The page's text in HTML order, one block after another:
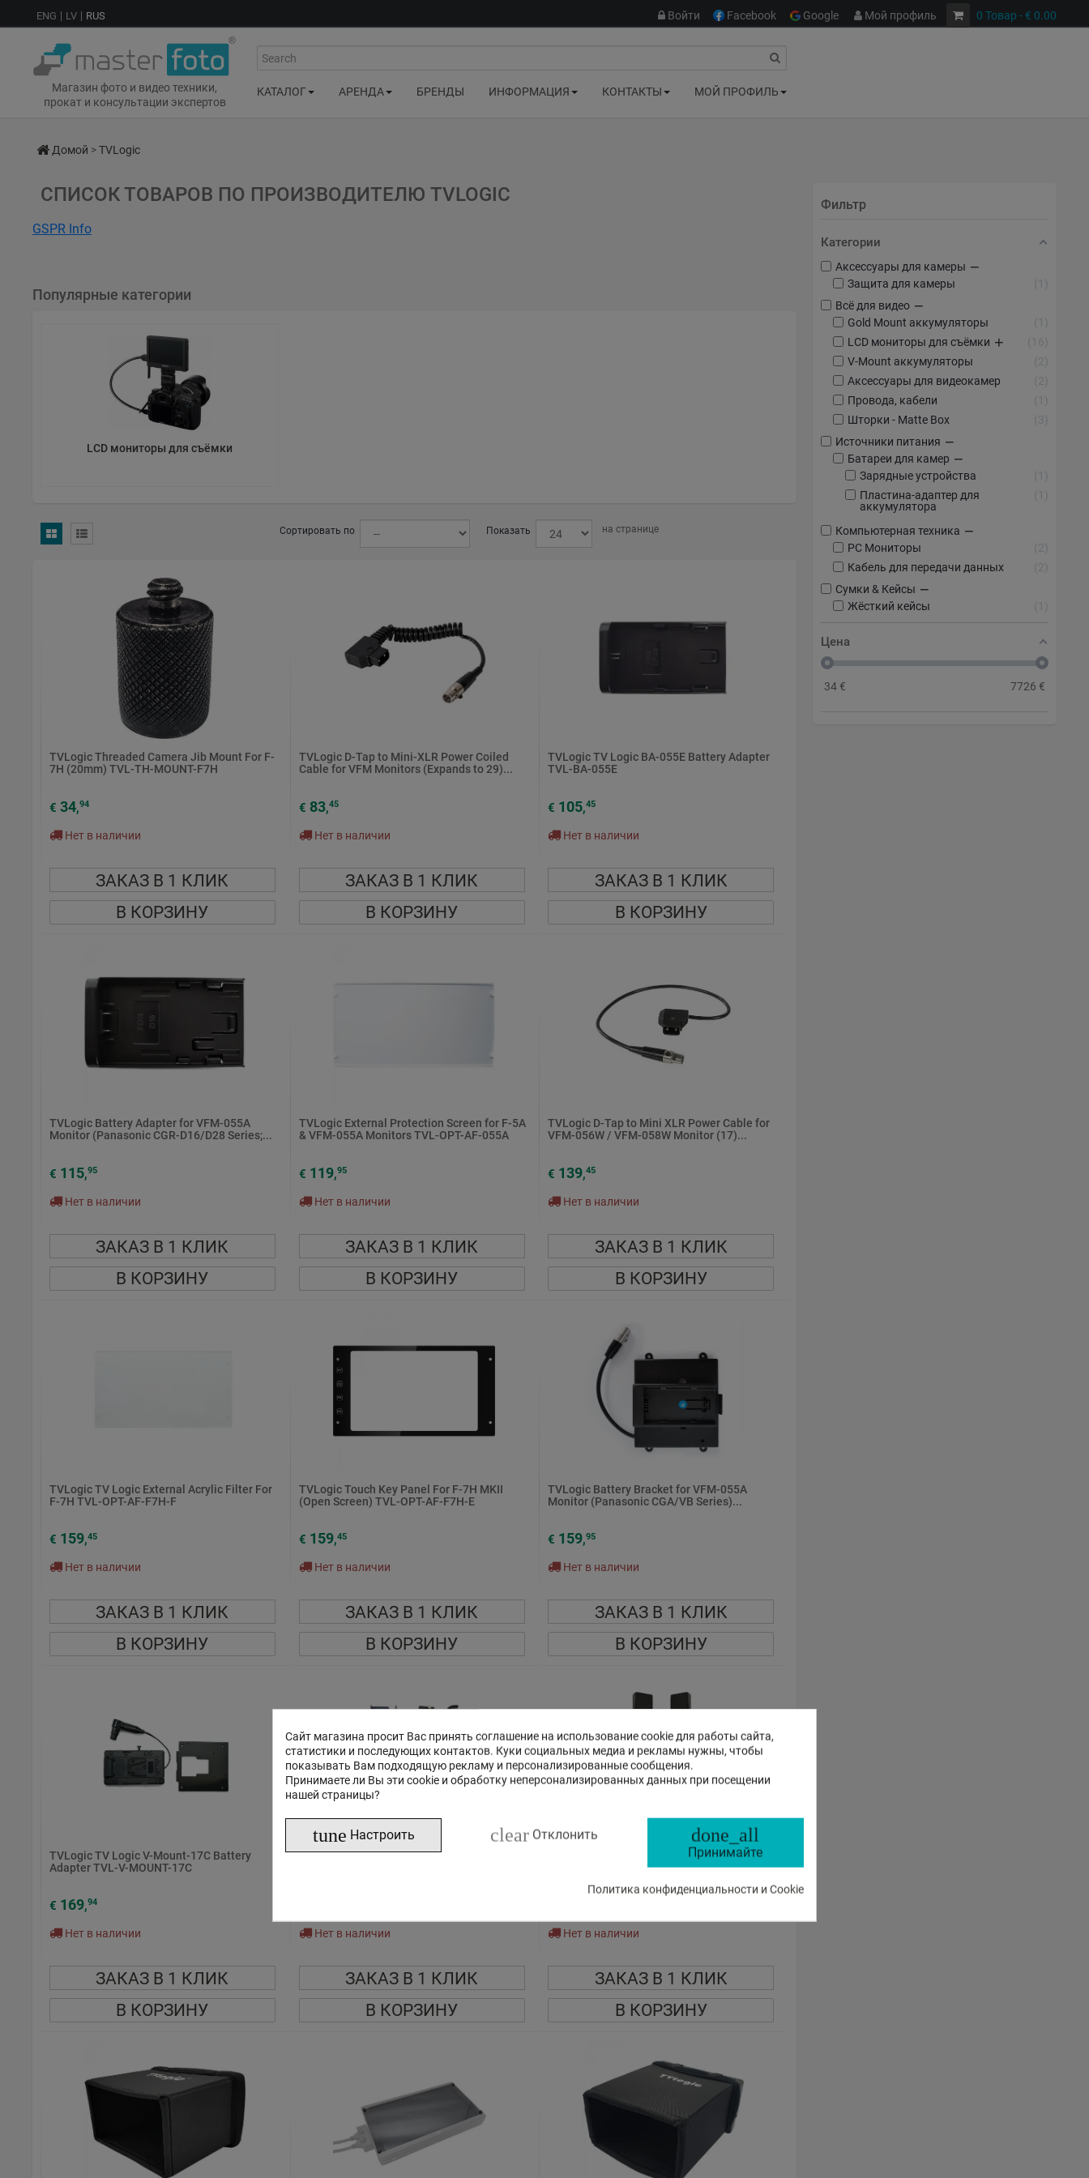
Сайт магазина просит Вас принять соглашение на использование cookie для работы сайта,
статистики и последующих контактов. Куки социальных медиа и рекламы нужны, чтобы
показывать Вам подходящую рекламу и персонализированные сообщения.
Принимаете ли Вы эти cookie и обработку неперсонализированных данных при посещении
нашей страницы?
tune Настроить clear Отклонить done_all
Принимайте
Политика конфиденциальности и Cookie
ENG LV RUS 0 Товар - € 0.00
Войти Facebook Google Мой профиль
Магазин фото и видео техники,
прокат и консультации экспертов
Search
КАТАЛОГ АРЕНДА БРЕНДЫ ИНФОРМАЦИЯ КОНТАКТЫ МОЙ ПРОФИЛЬ
Домой >TVLogic
СПИСОК ТОВАРОВ ПО ПРОИЗВОДИТЕЛЮ TVLOGIC
GSPR Info
Web: https://www.tvlogic.tv/
CheckedAt: 2026-04-01
Name: AVYX Distribution s.r.o.
Web: https://www.avyx.tv/
CheckedAt: 2026-03-24
Популярные категории
LCD мониторы для съёмки
Сортировать по Показать на странице
TVLogic Threaded Camera Jib Mount For F-
7H (20mm) TVL-TH-MOUNT-F7H
€ 34,94
Нет в наличии
ЗАКАЗ В 1 КЛИК
В КОРЗИНУ
TVLogic D-Tap to Mini-XLR Power Coiled
Cable for VFM Monitors (Expands to 29)...
€ 83,45
Нет в наличии
ЗАКАЗ В 1 КЛИК
В КОРЗИНУ
TVLogic TV Logic BA-055E Battery Adapter
TVL-BA-055E
€ 105,45
Нет в наличии
ЗАКАЗ В 1 КЛИК
В КОРЗИНУ
TVLogic Battery Adapter for VFM-055A
Monitor (Panasonic CGR-D16/D28 Series;...
€ 115,95
Нет в наличии
ЗАКАЗ В 1 КЛИК
В КОРЗИНУ
TVLogic External Protection Screen for F-5A
& VFM-055A Monitors TVL-OPT-AF-055A
€ 119,95
Нет в наличии
ЗАКАЗ В 1 КЛИК
В КОРЗИНУ
TVLogic D-Tap to Mini XLR Power Cable for
VFM-056W / VFM-058W Monitor (17)...
€ 139,45
Нет в наличии
ЗАКАЗ В 1 КЛИК
В КОРЗИНУ
TVLogic TV Logic External Acrylic Filter For
F-7H TVL-OPT-AF-F7H-F
€ 159,45
Нет в наличии
ЗАКАЗ В 1 КЛИК
В КОРЗИНУ
TVLogic Touch Key Panel For F-7H MKII
(Open Screen) TVL-OPT-AF-F7H-E
€ 159,45
Нет в наличии
ЗАКАЗ В 1 КЛИК
В КОРЗИНУ
TVLogic Battery Bracket for VFM-055A
Monitor (Panasonic CGA/VB Series)...
€ 159,95
Нет в наличии
ЗАКАЗ В 1 КЛИК
В КОРЗИНУ
TVLogic TV Logic V-Mount-17C Battery
Adapter TVL-V-MOUNT-17C
€ 169,94
Нет в наличии
ЗАКАЗ В 1 КЛИК
В КОРЗИНУ
TVLogic TV Logic Rack Mount Kit For LVM-
Нет в наличии
ЗАКАЗ В 1 КЛИК
В КОРЗИНУ
TVLogic Rackmount Kit for LVM-170A
Monitor TVL-RMK-17A
Нет в наличии
ЗАКАЗ В 1 КЛИК
В КОРЗИНУ
Фильтр
Категории
Аксессуары для камеры −
Защита для камеры
1
Всё для видео −
Gold Mount аккумуляторы
1
LCD мониторы для съёмки +
16
V-Mount аккумуляторы
Аксессуары для видеокамер
Провода, кабели
1
Шторки - Matte Box
3
Источники питания −
Батареи для камер −
Зарядные устройства
1
Пластина-адаптер для
аккумулятора
1
Компьютерная техника −
PC Мониторы
Кабель для передачи данных
Сумки & Кейсы −
Жёсткий кейсы 1
Цена
34€ 7726 €